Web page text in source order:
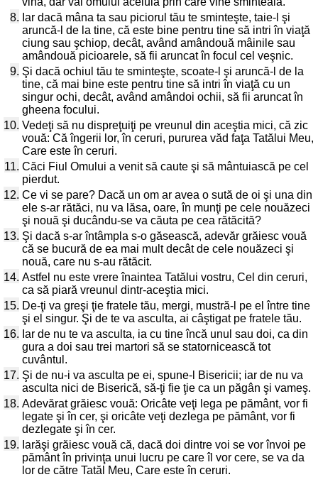
8. Iar dacă mâna ta sau piciorul tău te sminteşte, taie-l şi
aruncă-l de la tine, că este bine pentru tine să intri în viaţă
ciung sau şchiop, decât, având amândouă mâinile sau
amândouă picioarele, să fii aruncat în focul cel veşnic.
9. Şi dacă ochiul tău te sminteşte, scoate-l şi aruncă-l de la
tine, că mai bine este pentru tine să intri în viaţă cu un
singur ochi, decât, având amândoi ochii, să fii aruncat în
gheena focului.
10. Vedeţi să nu dispreţuiţi pe vreunul din aceştia mici, că zic
vouă: Că îngerii lor, în ceruri, pururea văd faţa Tatălui Meu,
Care este în ceruri.
11. Căci Fiul Omului a venit să caute şi să mântuiască pe cel
pierdut.
12. Ce vi se pare? Dacă un om ar avea o sută de oi şi una din
ele s-ar rătăci, nu va lăsa, oare, în munţi pe cele nouăzeci
şi nouă şi ducându-se va căuta pe cea rătăcită?
13. Şi dacă s-ar întâmpla s-o găsească, adevăr grăiesc vouă
că se bucură de ea mai mult decât de cele nouăzeci şi
nouă, care nu s-au rătăcit.
14. Astfel nu este vrere înaintea Tatălui vostru, Cel din ceruri,
ca să piară vreunul dintr-aceştia mici.
15. De-ţi va greşi ţie fratele tău, mergi, mustră-l pe el între tine
şi el singur. Şi de te va asculta, ai câştigat pe fratele tău.
16. Iar de nu te va asculta, ia cu tine încă unul sau doi, ca din
gura a doi sau trei martori să se statornicească tot
cuvântul.
17. Şi de nu-i va asculta pe ei, spune-l Bisericii; iar de nu va
asculta nici de Biserică, să-ţi fie ţie ca un păgân şi vameş.
18. Adevărat grăiesc vouă: Oricâte veţi lega pe pământ, vor fi
legate şi în cer, şi oricâte veţi dezlega pe pământ, vor fi
dezlegate şi în cer.
19. Iarăşi grăiesc vouă că, dacă doi dintre voi se vor învoi pe
pământ în privinţa unui lucru pe care îl vor cere, se va da
lor de către Tatăl Meu, Care este în ceruri.